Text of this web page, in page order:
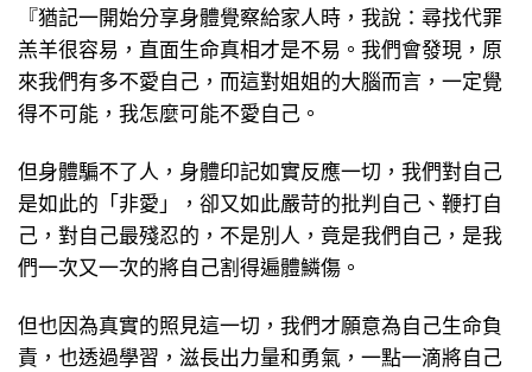
『猶記一開始分享身體覺察給家人時，我說：尋找代罪
羔羊很容易，直面生命真相才是不易。我們會發現，原
來我們有多不愛自己，而這對姐姐的大腦而言，一定覺
得不可能，我怎麼可能不愛自己。
但身體騙不了人，身體印記如實反應一切，我們對自己
是如此的「非愛」，卻又如此嚴苛的批判自己、鞭打自
己，對自己最殘忍的，不是別人，竟是我們自己，是我
們一次又一次的將自己割得遍體鱗傷。
但也因為真實的照見這一切，我們才願意為自己生命負
責，也透過學習，滋長出力量和勇氣，一點一滴將自己